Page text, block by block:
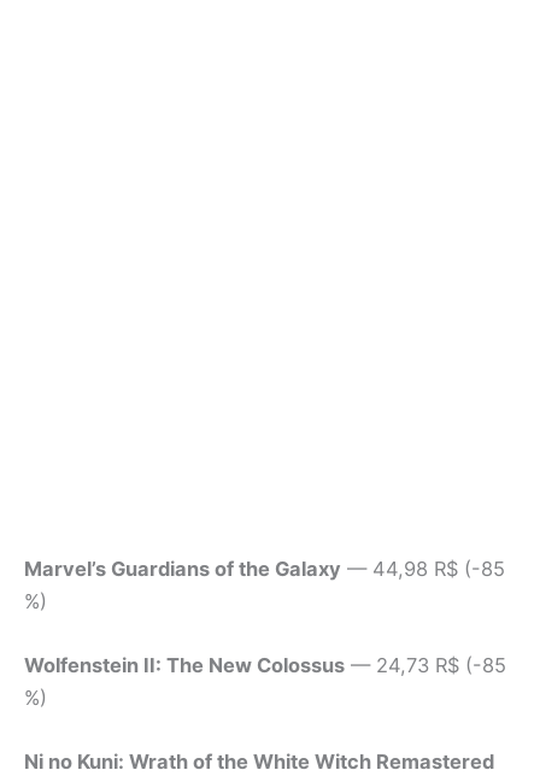
Marvel’s Guardians of the Galaxy — 44,98 R$ (-85
%)
Wolfenstein II: The New Colossus — 24,73 R$ (-85
%)
Ni no Kuni: Wrath of the White Witch Remastered